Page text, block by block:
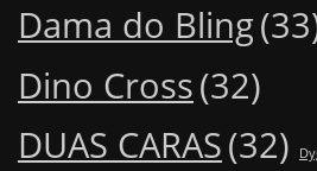
Dama do Bling
Dino Cross(32)
DUAS CARAS(32)